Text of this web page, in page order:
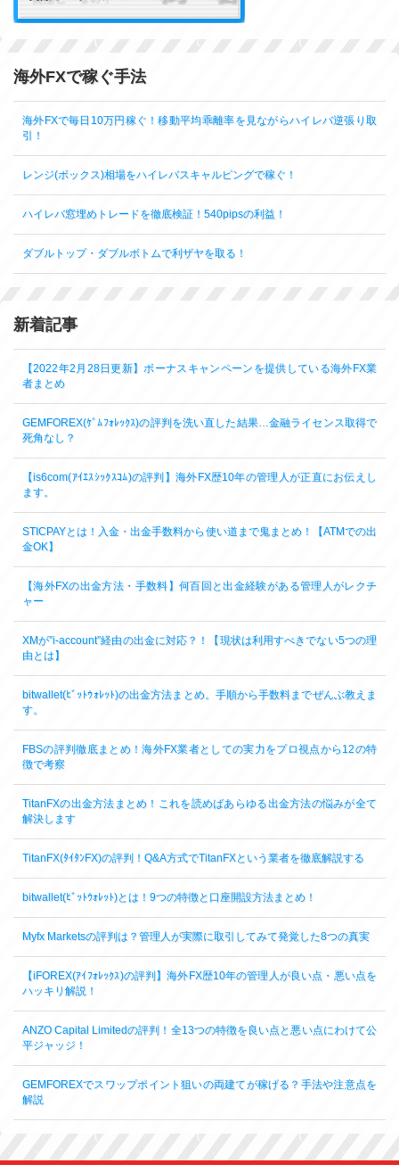
海外FXで稼ぐ手法
海外FXで毎日10万円稼ぐ！移動平均乖離率を見ながらハイレバ逆張り取
引！
レンジ(ボックス)相場をハイレバスキャルピングで稼ぐ！
ハイレバ窓埋めトレードを徹底検証！540pipsの利益！
ダブルトップ・ダブルボトムで利ザヤを取る！
新着記事
【2022年2月28日更新】ボーナスキャンペーンを提供している海外FX業
者まとめ
GEMFOREX(ｹﾞﾑﾌｫﾚｯｸｽ)の評判を洗い直した結果…金融ライセンス取得で
死角なし？
【is6com(ｱｲｴｽｼｯｸｽｺﾑ)の評判】海外FX歴10年の管理人が正直にお伝えし
ます。
STICPAYとは！入金・出金手数料から使い道まで鬼まとめ！【ATMでの出
金OK】
【海外FXの出金方法・手数料】何百回と出金経験がある管理人がレクチ
ャー
XMが”i-account”経由の出金に対応？！【現状は利用すべきでない5つの理
由とは】
bitwallet(ﾋﾞｯﾄｳｫﾚｯﾄ)の出金方法まとめ。手順から手数料までぜんぶ教えま
す。
FBSの評判徹底まとめ！海外FX業者としての実力をプロ視点から12の特
徴で考察
TitanFXの出金方法まとめ！これを読めばあらゆる出金方法の悩みが全て
解決します
TitanFX(ﾀｲﾀﾝFX)の評判！Q&A方式でTitanFXという業者を徹底解説する
bitwallet(ﾋﾞｯﾄｳｫﾚｯﾄ)とは！9つの特徴と口座開設方法まとめ！
Myfx Marketsの評判は？管理人が実際に取引してみて発覚した8つの真実
【iFOREX(ｱｲﾌｫﾚｯｸｽ)の評判】海外FX歴10年の管理人が良い点・悪い点を
ハッキリ解説！
ANZO Capital Limitedの評判！全13つの特徴を良い点と悪い点にわけて公
平ジャッジ！
GEMFOREXでスワップポイント狙いの両建てが稼げる？手法や注意点を
解説